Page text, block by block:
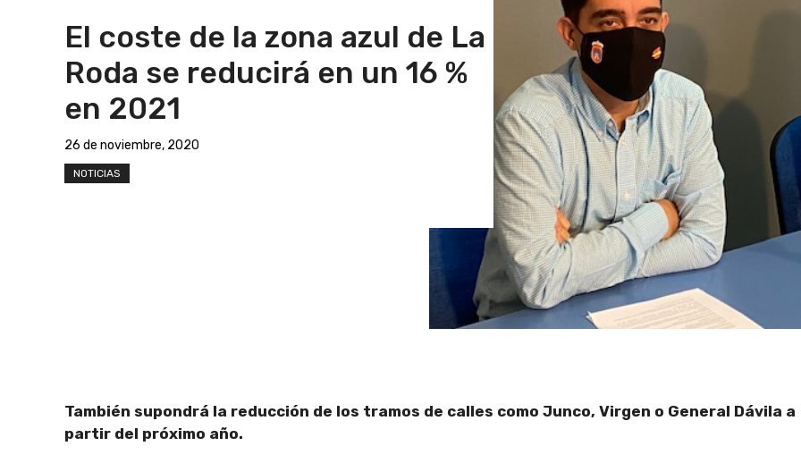
El coste de la zona azul de La
Roda se reducirá en un 16 %
en 2021
26 de noviembre, 2020
NOTICIAS
También supondrá la reducción de los tramos de calles como Junco, Virgen o General Dávila a
partir del próximo año.